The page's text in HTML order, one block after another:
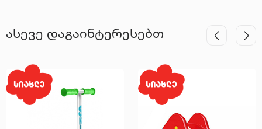
ასევე დაგაინტერესებთ